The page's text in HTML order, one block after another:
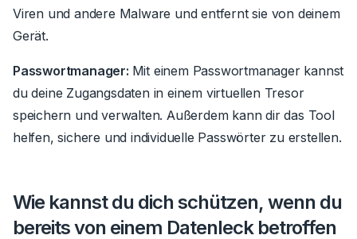
Viren und andere Malware und entfernt sie von deinem
Gerät.
Passwortmanager: Mit einem Passwortmanager kannst
du deine Zugangsdaten in einem virtuellen Tresor
speichern und verwalten. Außerdem kann dir das Tool
helfen, sichere und individuelle Passwörter zu erstellen.
Wie kannst du dich schützen, wenn du
bereits von einem Datenleck betroffen